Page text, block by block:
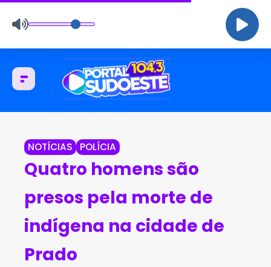
NOTÍCIAS POLÍCIA
Quatro homens são
presos pela morte de
indígena na cidade de
Prado